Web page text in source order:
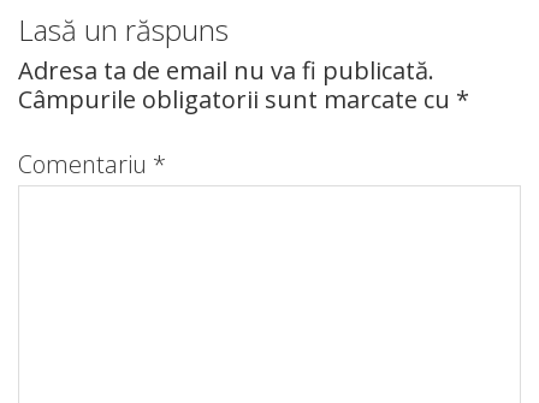
Lasă un răspuns
Adresa ta de email nu va fi publicată.
Câmpurile obligatorii sunt marcate cu *
Comentariu *